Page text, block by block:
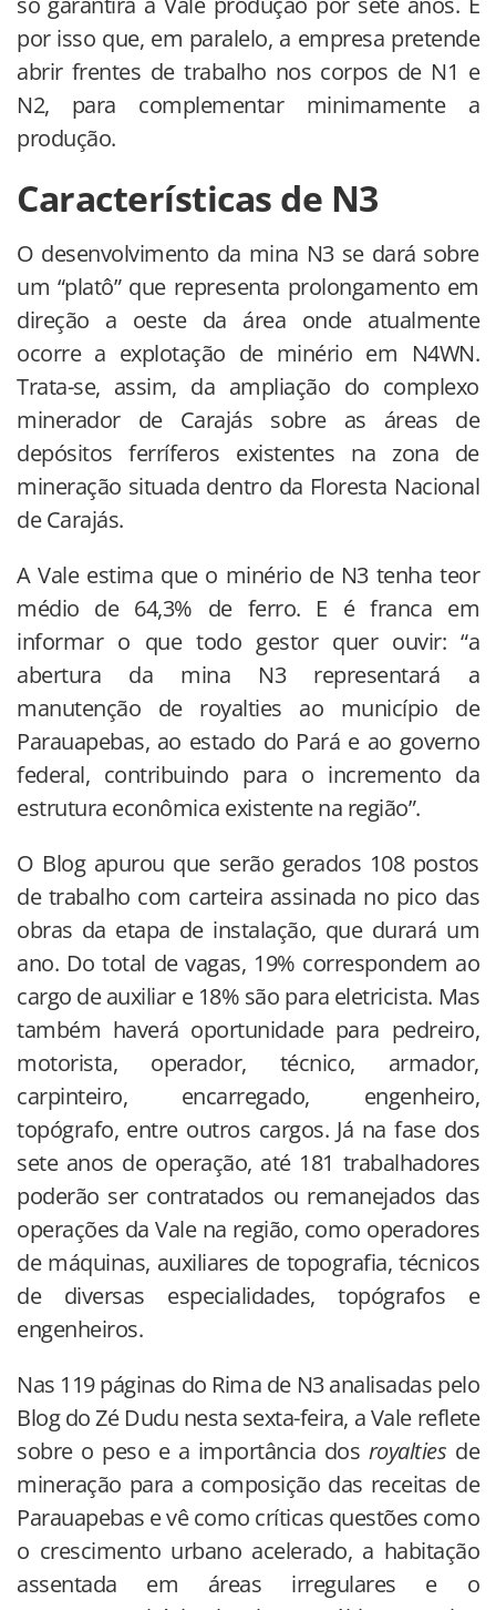
por isso que, em paralelo, a empresa pretende
abrir frentes de trabalho nos corpos de N1 e
N2, para complementar minimamente a
produção.
Características de N3
O desenvolvimento da mina N3 se dará sobre
um “platô” que representa prolongamento em
direção a oeste da área onde atualmente
ocorre a explotação de minério em N4WN.
Trata-se, assim, da ampliação do complexo
minerador de Carajás sobre as áreas de
depósitos ferríferos existentes na zona de
mineração situada dentro da Floresta Nacional
de Carajás.
A Vale estima que o minério de N3 tenha teor
médio de 64,3% de ferro. E é franca em
informar o que todo gestor quer ouvir: “a
abertura da mina N3 representará a
manutenção de royalties ao município de
Parauapebas, ao estado do Pará e ao governo
federal, contribuindo para o incremento da
estrutura econômica existente na região”.
O Blog apurou que serão gerados 108 postos
de trabalho com carteira assinada no pico das
obras da etapa de instalação, que durará um
ano. Do total de vagas, 19% correspondem ao
cargo de auxiliar e 18% são para eletricista. Mas
também haverá oportunidade para pedreiro,
motorista, operador, técnico, armador,
carpinteiro, encarregado, engenheiro,
topógrafo, entre outros cargos. Já na fase dos
sete anos de operação, até 181 trabalhadores
poderão ser contratados ou remanejados das
operações da Vale na região, como operadores
de máquinas, auxiliares de topografia, técnicos
de diversas especialidades, topógrafos e
engenheiros.
Nas 119 páginas do Rima de N3 analisadas pelo
Blog do Zé Dudu nesta sexta-feira, a Vale reflete
sobre o peso e a importância dos royalties de
mineração para a composição das receitas de
Parauapebas e vê como críticas questões como
o crescimento urbano acelerado, a habitação
assentada em áreas irregulares e o